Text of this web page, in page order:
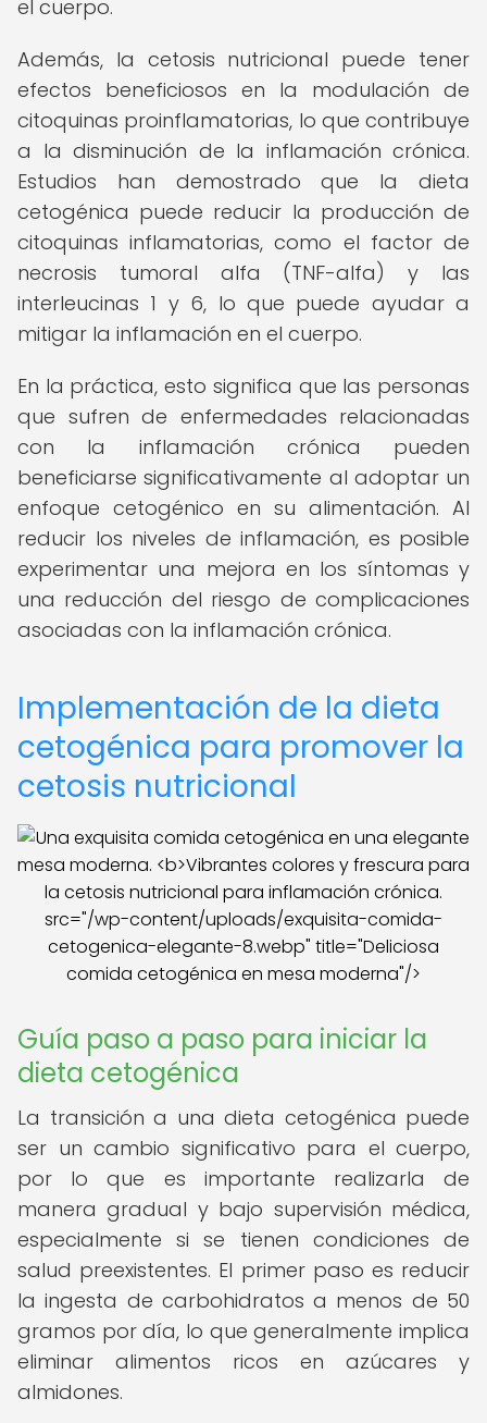
el cuerpo.
Además, la cetosis nutricional puede tener
efectos beneficiosos en la modulación de
citoquinas proinflamatorias, lo que contribuye
a la disminución de la inflamación crónica.
Estudios han demostrado que la dieta
cetogénica puede reducir la producción de
citoquinas inflamatorias, como el factor de
necrosis tumoral alfa (TNF-alfa) y las
interleucinas 1 y 6, lo que puede ayudar a
mitigar la inflamación en el cuerpo.
En la práctica, esto significa que las personas
que sufren de enfermedades relacionadas
con la inflamación crónica pueden
beneficiarse significativamente al adoptar un
enfoque cetogénico en su alimentación. Al
reducir los niveles de inflamación, es posible
experimentar una mejora en los síntomas y
una reducción del riesgo de complicaciones
asociadas con la inflamación crónica.
Implementación de la dieta
cetogénica para promover la
cetosis nutricional
src="/wp-content/uploads/exquisita-comida-
cetogenica-elegante-8.webp" title="Deliciosa
comida cetogénica en mesa moderna"/>
Guía paso a paso para iniciar la
dieta cetogénica
La transición a una dieta cetogénica puede
ser un cambio significativo para el cuerpo,
por lo que es importante realizarla de
manera gradual y bajo supervisión médica,
especialmente si se tienen condiciones de
salud preexistentes. El primer paso es reducir
la ingesta de carbohidratos a menos de 50
gramos por día, lo que generalmente implica
eliminar alimentos ricos en azúcares y
almidones.